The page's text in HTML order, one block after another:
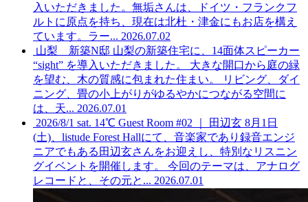
入いただきました。無垢さんは、ドイツ・フランクフ
ルトに原点を持ち、現在は北杜・津金にもお店を構え
ています。ラー... 2026.07.02
山梨 新築N邸 山梨の新築住宅に、14面体スピーカー
“sight” を導入いただきました。 大きな開口から庭の緑
を望む、木の質感に包まれた住まい。 リビング、ダイ
ニング、畳の小上がりがゆるやかにつながる空間に
は、天... 2026.07.01
2026/8/1 sat. 14℃ Guest Room #02 ｜ 田辺玄 8月1日
(土)、listude Forest Hallにて、音楽家であり録音エンジ
ニアでもある田辺玄さんをお迎えし、特別なリスニン
グイベントを開催します。 今回のテーマは、アナログ
レコードと、その元と... 2026.07.01